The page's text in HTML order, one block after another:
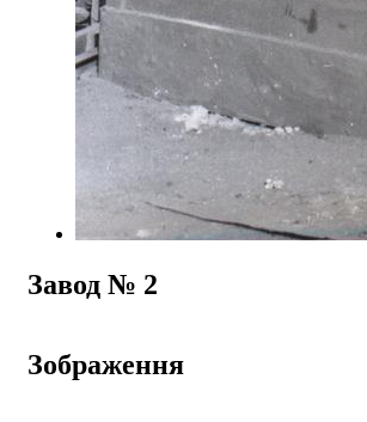
Завод № 2
Зображення